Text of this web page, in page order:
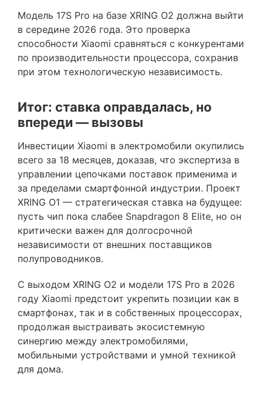
Модель 17S Pro на базе XRING O2 должна выйти
в середине 2026 года. Это проверка
способности Xiaomi сравняться с конкурентами
по производительности процессора, сохранив
при этом технологическую независимость.
Итог: ставка оправдалась, но
впереди — вызовы
Инвестиции Xiaomi в электромобили окупились
всего за 18 месяцев, доказав, что экспертиза в
управлении цепочками поставок применима и
за пределами смартфонной индустрии. Проект
XRING O1 — стратегическая ставка на будущее:
пусть чип пока слабее Snapdragon 8 Elite, но он
критически важен для долгосрочной
независимости от внешних поставщиков
полупроводников.
С выходом XRING O2 и модели 17S Pro в 2026
году Xiaomi предстоит укрепить позиции как в
смартфонах, так и в собственных процессорах,
продолжая выстраивать экосистемную
синергию между электромобилями,
мобильными устройствами и умной техникой
для дома.